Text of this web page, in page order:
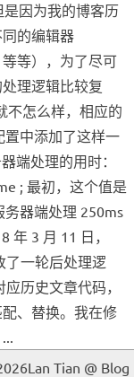
因为我的博客历
的编辑器
等等），为了尽可
理逻辑比较复
不怎么样，相应的
置中添加了这样一
端处理的用时：
; 最初，这个值是
器端处理 250ms
年 3 月 11 日，
了一轮后处理逻
历史文章代码，
、替换。我在修
Tian @ Blog